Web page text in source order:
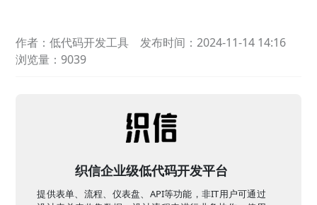
作者：低代码开发工具
发布时间：2024-11-14 14:16
浏览量：9039
织信企业级低代码开发平台
提供表单、流程、仪表盘、API等功能，非IT用户可通过